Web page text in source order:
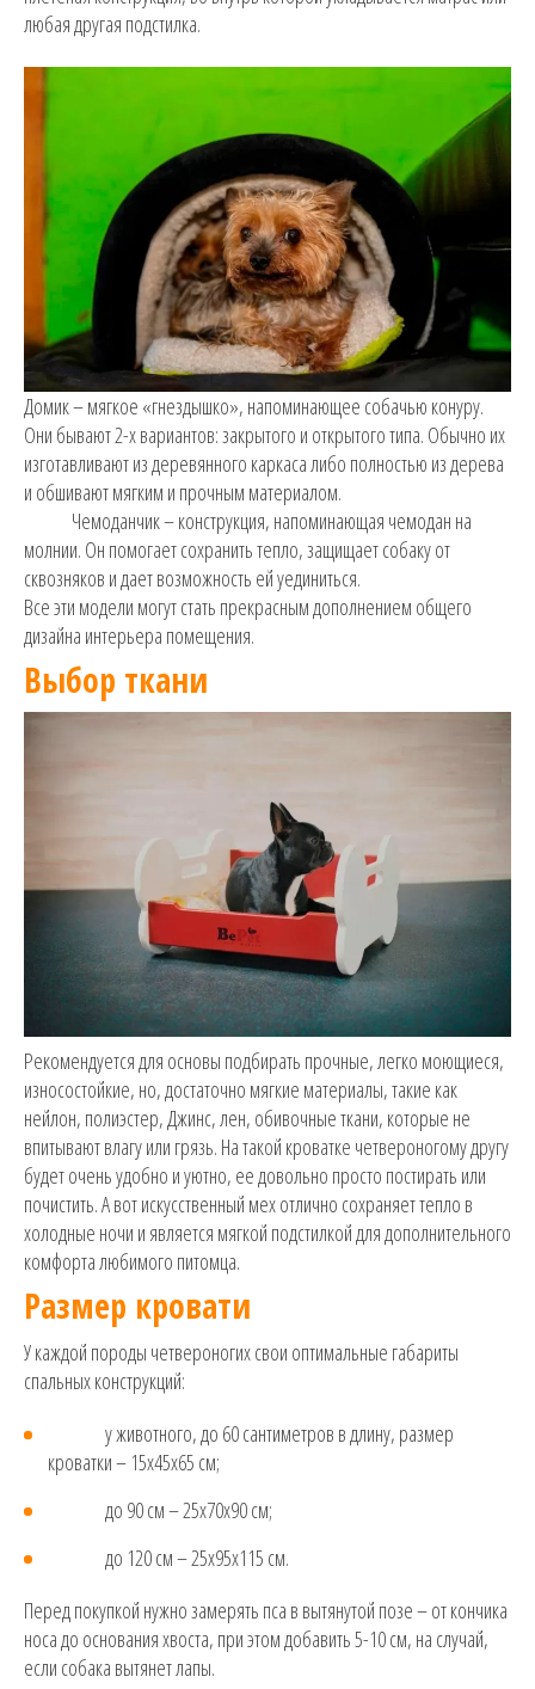
любая другая подстилка.
Домик – мягкое «гнездышко», напоминающее собачью конуру.
Они бывают 2-х вариантов: закрытого и открытого типа. Обычно их
изготавливают из деревянного каркаса либо полностью из дерева
и обшивают мягким и прочным материалом.
Чемоданчик – конструкция, напоминающая чемодан на
молнии. Он помогает сохранить тепло, защищает собаку от
сквозняков и дает возможность ей уединиться.
Все эти модели могут стать прекрасным дополнением общего
дизайна интерьера помещения.
Выбор ткани
Рекомендуется для основы подбирать прочные, легко моющиеся,
износостойкие, но, достаточно мягкие материалы, такие как
нейлон, полиэстер, Джинс, лен, обивочные ткани, которые не
впитывают влагу или грязь. На такой кроватке четвероногому другу
будет очень удобно и уютно, ее довольно просто постирать или
почистить. А вот искусственный мех отлично сохраняет тепло в
холодные ночи и является мягкой подстилкой для дополнительного
комфорта любимого питомца.
Размер кровати
У каждой породы четвероногих свои оптимальные габариты
спальных конструкций:
у животного, до 60 сантиметров в длину, размер
кроватки – 15х45х65 см;
до 90 см – 25х70х90 см;
до 120 см – 25х95х115 см.
Перед покупкой нужно замерять пса в вытянутой позе – от кончика
носа до основания хвоста, при этом добавить 5-10 см, на случай,
если собака вытянет лапы.